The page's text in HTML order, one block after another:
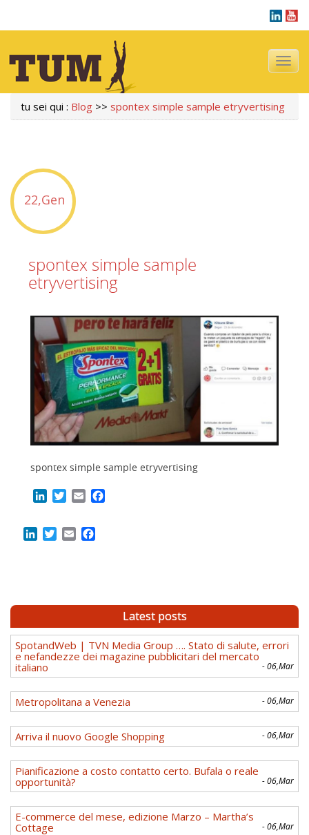
tu sei qui : Blog >> spontex simple sample etryvertising
22,Gen
spontex simple sample
etryvertising
spontex simple sample etryvertising
LinkedInTwitterEmail
LinkedInTwitter
Email
Latest posts
SpotandWeb | TVN Media Group …. Stato di salute, errori
e nefandezze dei magazine pubblicitari del mercato
italiano
- 06,Mar
Metropolitana a Venezia - 06,Mar
Arriva il nuovo Google Shopping - 06,Mar
Pianificazione a costo contatto certo. Bufala o reale
opportunità?
- 06,Mar
E-commerce del mese, edizione Marzo – Martha’s
Cottage
- 06,Mar